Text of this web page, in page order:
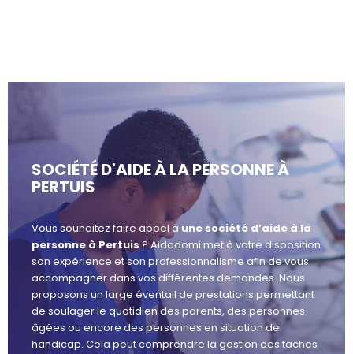
SOCIÉTÉ D'AIDE À LA PERSONNE À
PERTUIS
Vous souhaitez faire appel à une société d’aide à la
personne à Pertuis? Aidadomi met à votre disposition
son expérience et son professionnalisme afin de vous
accompagner dans vos différentes demandes. Nous
proposons un large éventail de prestations permettant
de soulager le quotidien des parents, des personnes
âgées ou encore des personnes en situation de
handicap. Cela peut comprendre la gestion des taches